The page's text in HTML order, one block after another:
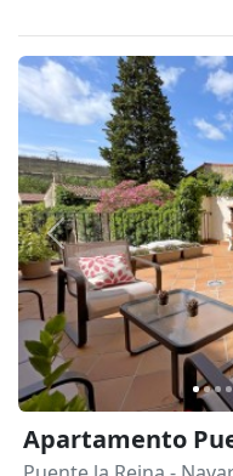
Anterior
Apartamento